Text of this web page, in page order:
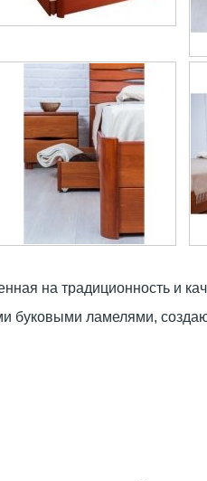
на традиционность и
буковыми ламелями,